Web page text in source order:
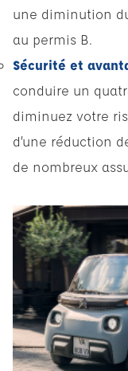
une diminution
au permis B.
Sécurité et
conduire un
diminuez votre
d’une réduction
de nombreux